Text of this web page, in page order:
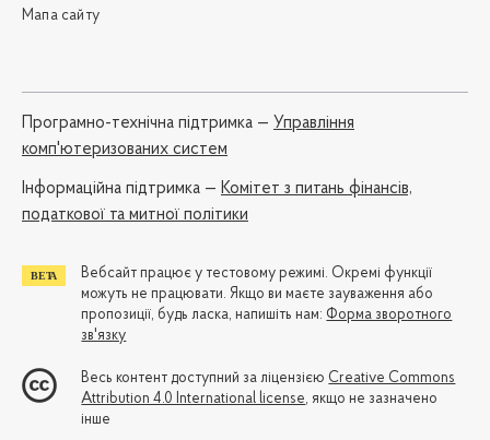
Мапа сайту
Програмно-технічна підтримка — Управління
комп'ютеризованих систем
Iнформаційна підтримка — Комітет з питань фінансів,
податкової та митної політики
Вебсайт працює у тестовому режимі. Окремі функції
можуть не працювати. Якщо ви маєте зауваження або
пропозиції, будь ласка, напишіть нам: Форма зворотного
зв'язку
Весь контент доступний за ліцензією Creative Commons
Attribution 4.0 International license, якщо не зазначено
інше